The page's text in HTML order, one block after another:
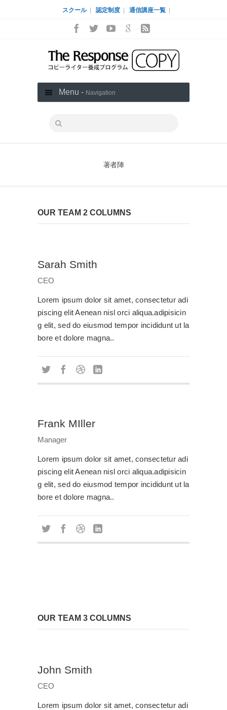
スクール 認定制度 通信講座一覧
Menu - Navigation
著者陣
OUR TEAM 2 COLUMNS
Sarah Smith
CEO
Lorem ipsum dolor sit amet, consectetur adi
piscing elit Aenean nisl orci aliqua.adipisicin
g elit, sed do eiusmod tempor incididunt ut la
bore et dolore magna..
Frank MIller
Manager
Lorem ipsum dolor sit amet, consectetur adi
piscing elit Aenean nisl orci aliqua.adipisicin
g elit, sed do eiusmod tempor incididunt ut la
bore et dolore magna..
OUR TEAM 3 COLUMNS
John Smith
CEO
Lorem ipsum dolor sit amet, consectetur adi